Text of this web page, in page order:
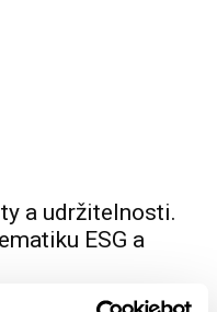
a udržitelnosti.
ESG a